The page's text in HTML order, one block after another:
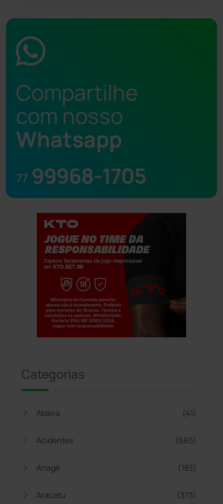
Compartilhe
com nosso
Whatsapp
77 99968-1705
Categorias
Abaíra (41)
Acidentes (665)
Anagé (183)
Aracatu (373)